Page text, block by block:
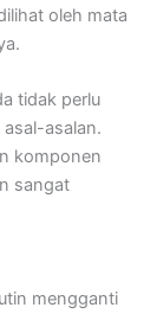
oleh mata
tidak perlu
asalan.
komponen
sangat
mengganti